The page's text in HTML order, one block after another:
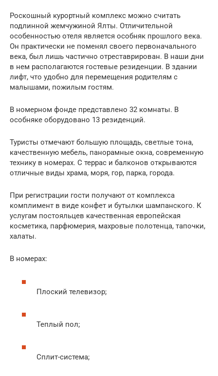
Роскошный курортный комплекс можно считать
подлинной жемчужиной Ялты. Отличительной
особенностью отеля является особняк прошлого века.
Он практически не поменял своего первоначального
века, был лишь частично отреставрирован. В наши дни
в нем располагаются гостевые резиденции. В здании
лифт, что удобно для перемещения родителям с
малышами, пожилым гостям.
В номерном фонде представлено 32 комнаты. В
особняке оборудовано 13 резиденций.
Туристы отмечают большую площадь, светлые тона,
качественную мебель, панорамные окна, современную
технику в номерах. С террас и балконов открываются
отличные виды храма, моря, гор, парка, города.
При регистрации гости получают от комплекса
комплимент в виде конфет и бутылки шампанского. К
услугам постояльцев качественная европейская
косметика, парфюмерия, махровые полотенца, тапочки,
халаты.
В номерах:
Плоский телевизор;
Теплый пол;
Сплит-система;